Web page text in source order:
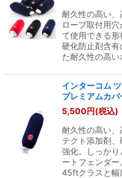
耐久性の高い
ロープ取付用
て使用できる形
硬化防止剤含有
た耐久性の高
インターコム
プレミアムカバ
5,500円(税込)
耐久性の高い
テクト添加剤
強化。しっか
ートフェンダ
45ftクラスと